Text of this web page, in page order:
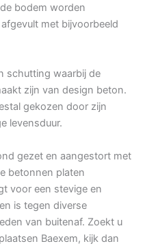
bodem worden
met bijvoorbeeld
schutting waarbij de
zijn van design beton.
gekozen door zijn
levensduur.
gezet en aangestort met
betonnen platen
voor een stevige en
is tegen diverse
van buitenaf. Zoekt u
Baexem, kijk dan